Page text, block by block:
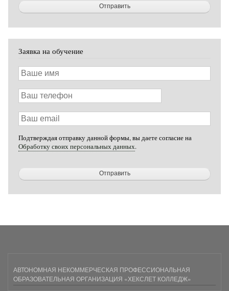
Заявка на обучение
Ваше
имя
Ваш
телефон
Ваш
email
Подтверждая отправку данной формы, вы даете согласие на
Обработку своих персональных данных.
АВТОНОМНАЯ НЕКОММЕРЧЕСКАЯ ПРОФЕССИОНАЛЬНАЯ
ОБРАЗОВАТЕЛЬНАЯ ОРГАНИЗАЦИЯ «ХЕКСЛЕТ КОЛЛЕДЖ»